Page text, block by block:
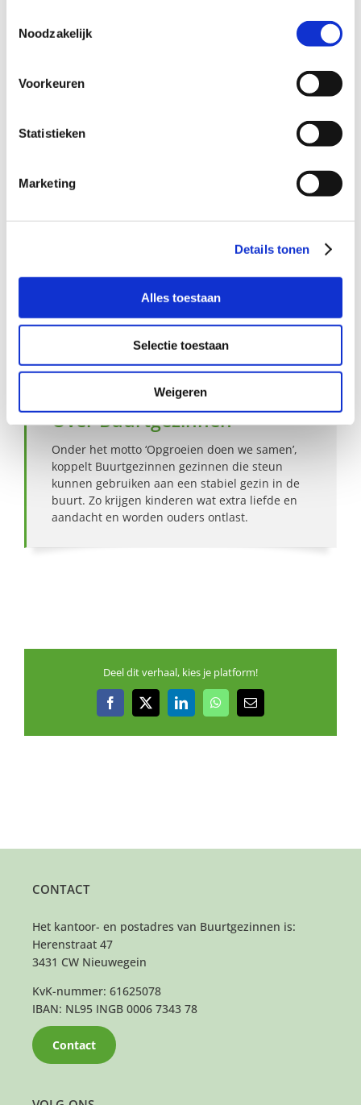
Noodzakelijk
Voorkeuren
Statistieken
Marketing
Details tonen
Alles toestaan
Selectie toestaan
Weigeren
15.00 uur.
Dan kun je contact opnemen met Susan Boss,
Westervoort, via
. Of bel 06
15 66 89 82.
Over Buurtgezinnen
Onder het motto ‘Opgroeien doen we samen’,
koppelt Buurtgezinnen gezinnen die steun
kunnen gebruiken aan een stabiel gezin in de
buurt. Zo krijgen kinderen wat extra liefde en
aandacht en worden ouders ontlast.
Deel dit verhaal, kies je platform!
Facebook
X LinkedInWhatsApp
E-
CONTACT
Het kantoor- en postadres van Buurtgezinnen is:
Herenstraat 47
3431 CW Nieuwegein
KvK-nummer: 61625078
IBAN: NL95 INGB 0006 7343 78
Contact